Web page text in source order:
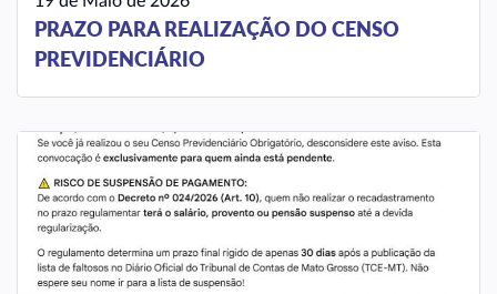
PRAZO PARA REALIZAÇÃO DO CENSO
PREVIDENCIÁRIO